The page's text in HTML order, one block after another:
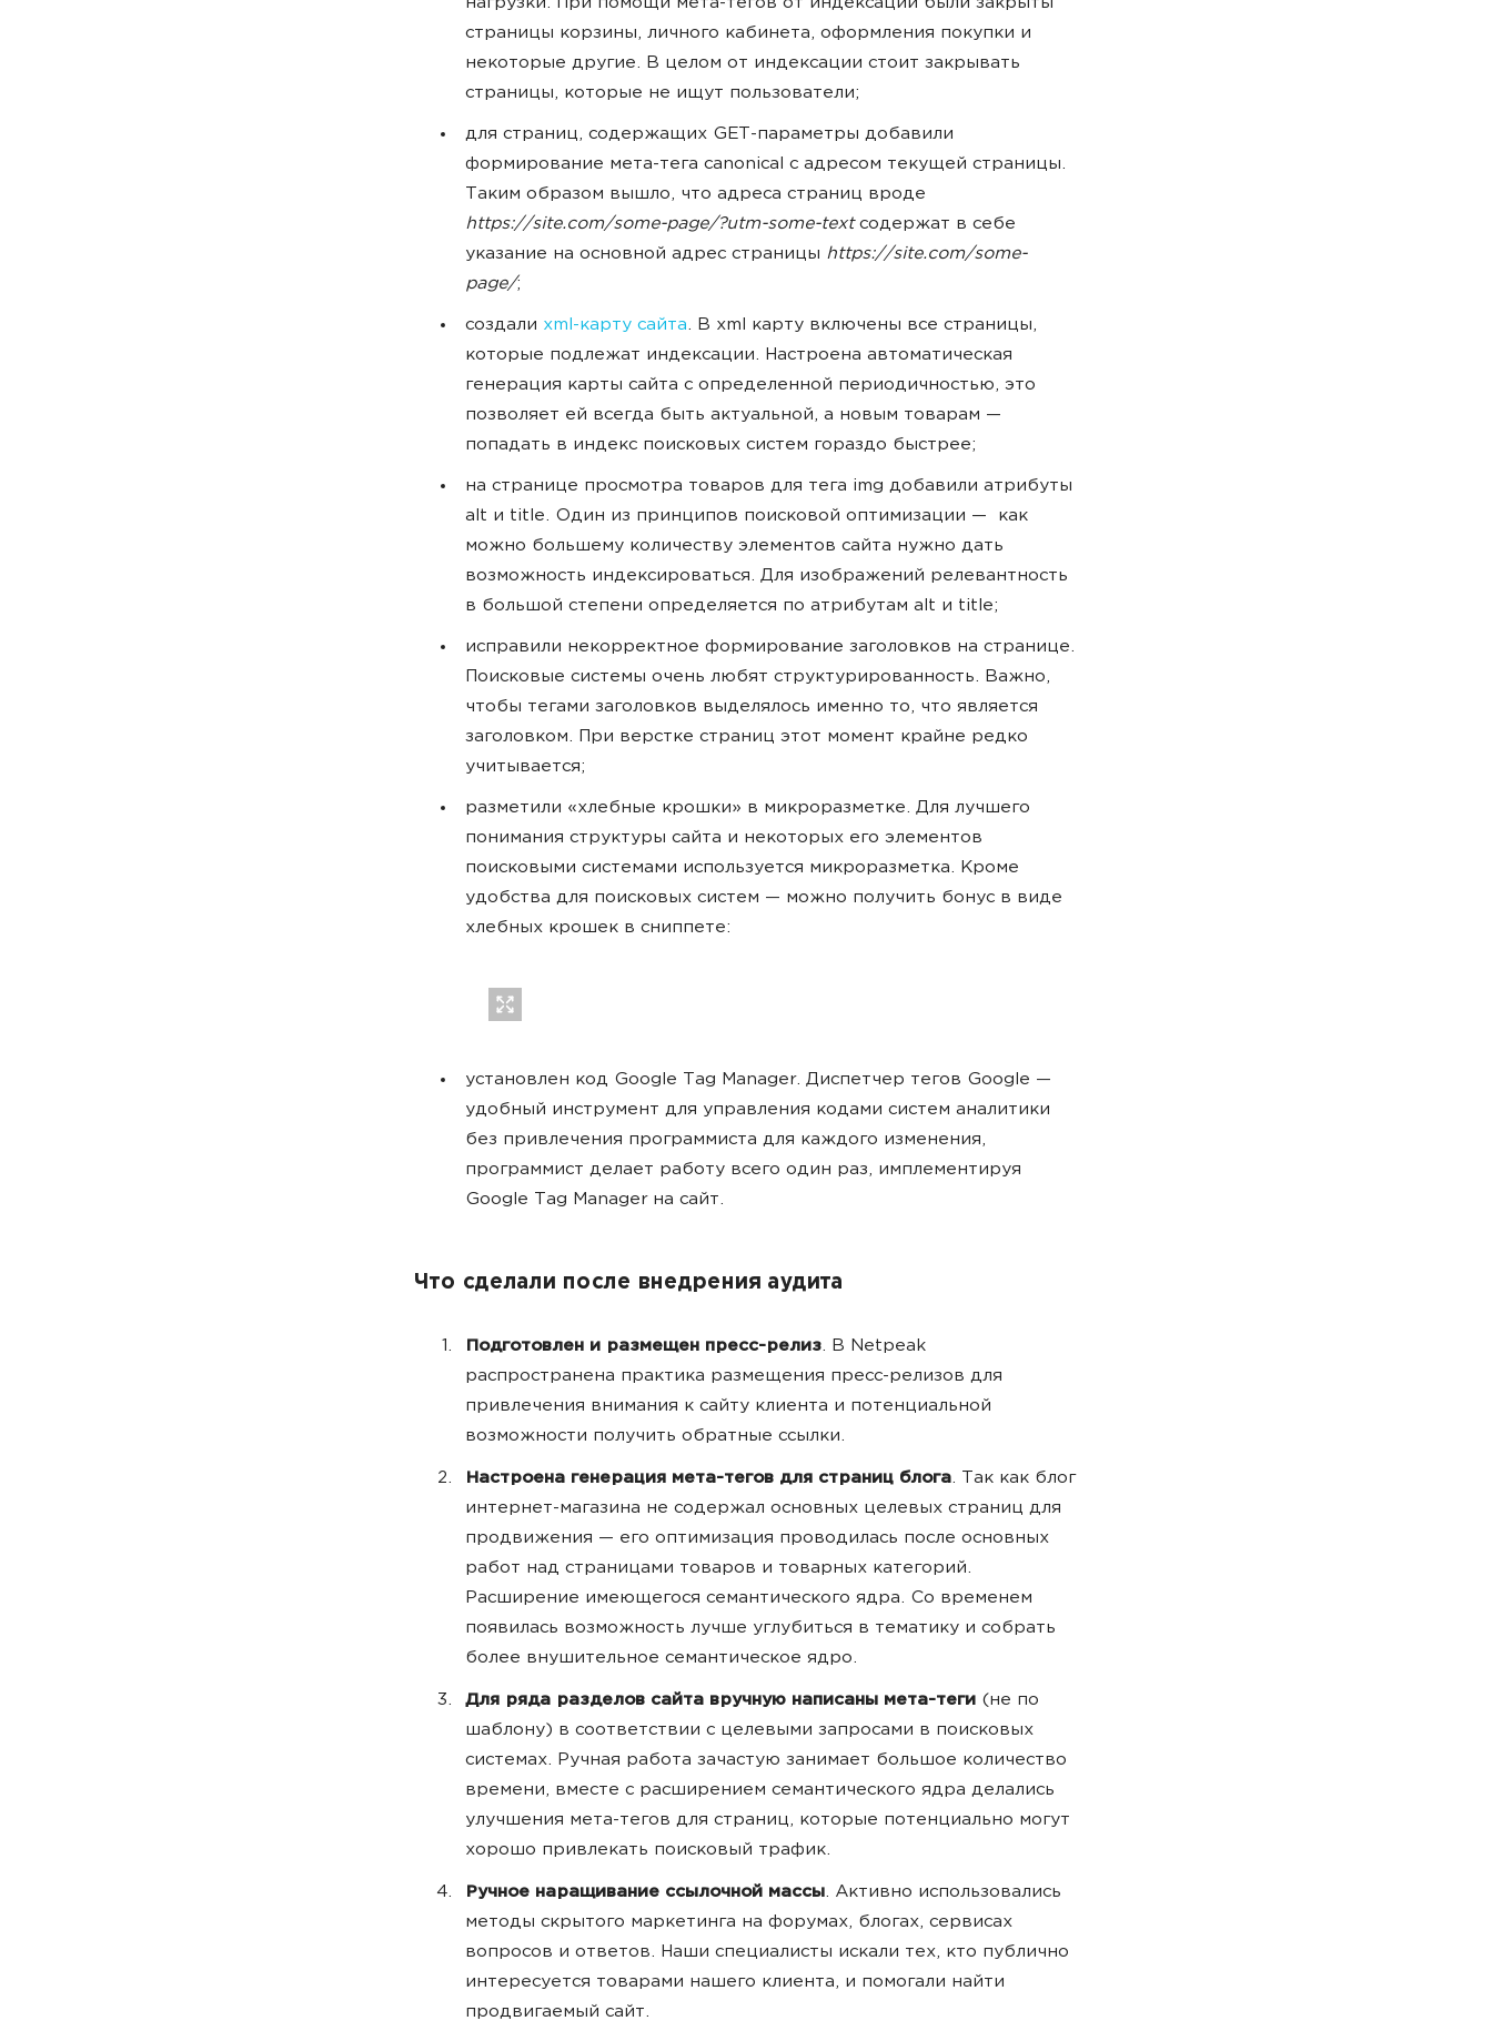
нагрузки. При помощи мета-тегов от индексации были закрыты
страницы корзины, личного кабинета, оформления покупки и
некоторые другие. В целом от индексации стоит закрывать
страницы, которые не ищут пользователи;
для страниц, содержащих GET-параметры добавили
формирование мета-тега canonical с адресом текущей страницы.
Таким образом вышло, что адреса страниц вроде
https://site.com/some-page/?utm-some-textсодержат в себе
указание на основной адрес страницы https://site.com/some-
page/;
создали xml-карту сайта. В xml карту включены все страницы,
которые подлежат индексации. Настроена автоматическая
генерация карты сайта с определенной периодичностью, это
позволяет ей всегда быть актуальной, а новым товарам —
попадать в индекс поисковых систем гораздо быстрее;
на странице просмотра товаров для тега img добавили атрибуты
alt и title. Один из принципов поисковой оптимизации — как
можно большему количеству элементов сайта нужно дать
возможность индексироваться. Для изображений релевантность
в большой степени определяется по атрибутам alt и title;
исправили некорректное формирование заголовков на странице.
Поисковые системы очень любят структурированность. Важно,
чтобы тегами заголовков выделялось именно то, что является
заголовком. При верстке страниц этот момент крайне редко
учитывается;
разметили «хлебные крошки» в микроразметке. Для лучшего
понимания структуры сайта и некоторых его элементов
поисковыми системами используется микроразметка. Кроме
удобства для поисковых систем — можно получить бонус в виде
хлебных крошек в сниппете:
установлен код Google Tag Manager. Диспетчер тегов Google —
удобный инструмент для управления кодами систем аналитики
без привлечения программиста для каждого изменения,
программист делает работу всего один раз, имплементируя
Google Tag Manager на сайт.
Что сделали после внедрения аудита
Подготовлен и размещен пресс-релиз. В Netpeak
распространена практика размещения пресс-релизов для
привлечения внимания к сайту клиента и потенциальной
возможности получить обратные ссылки.
Настроена генерация мета-тегов для страниц блога. Так как блог
интернет-магазина не содержал основных целевых страниц для
продвижения — его оптимизация проводилась после основных
работ над страницами товаров и товарных категорий.
Расширение имеющегося семантического ядра. Со временем
появилась возможность лучше углубиться в тематику и собрать
более внушительное семантическое ядро.
Для ряда разделов сайта вручную написаны мета-теги (не по
шаблону) в соответствии с целевыми запросами в поисковых
системах. Ручная работа зачастую занимает большое количество
времени, вместе с расширением семантического ядра делались
улучшения мета-тегов для страниц, которые потенциально могут
хорошо привлекать поисковый трафик.
Ручное наращивание ссылочной массы. Активно использовались
методы скрытого маркетинга на форумах, блогах, сервисах
вопросов и ответов. Наши специалисты искали тех, кто публично
интересуется товарами нашего клиента, и помогали найти
продвигаемый сайт.